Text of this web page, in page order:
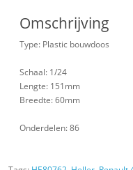
Omschrijving
Type: Plastic bouwdoos
Schaal: 1/24
Lengte: 151mm
Breedte: 60mm
Onderdelen: 86